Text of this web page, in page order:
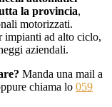
la provincia,
motorizzati.
impianti ad alto ciclo,
aziendali.
Manda una mail a
chiama lo 059